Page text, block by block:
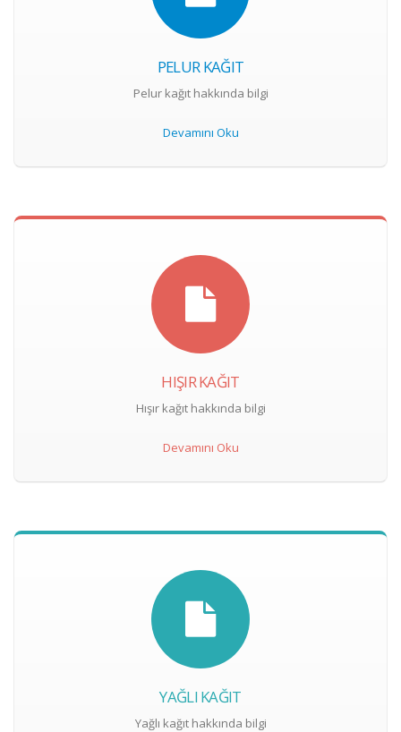
PELUR KAĞIT
Pelur kağıt hakkında bilgi
Devamını Oku
HIŞIR KAĞIT
Hışır kağıt hakkında bilgi
Devamını Oku
YAĞLI KAĞIT
Yağlı kağıt hakkında bilgi